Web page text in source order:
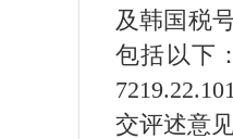
及韩国税
包括以下
交评述意见